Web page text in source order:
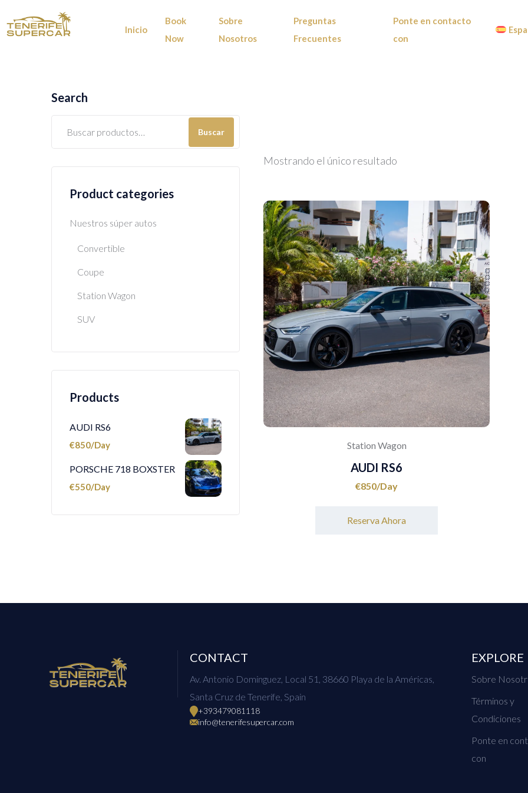
Inicio
Book
Now
Sobre
Nosotros
Preguntas
Frecuentes
Ponte en contacto
con
Mostrando el único resultado
Station Wagon
AUDI RS6
€850
Reserva Ahora
Search
Buscar
Product categories
Nuestros súper autos
Convertible
Coupe
Station Wagon
SUV
Products
AUDI RS6
€850
PORSCHE 718 BOXSTER
€550
CONTACT
Av. Antonio Dominguez, Local 51, 38660 Playa de la Américas,
Santa Cruz de Tenerife, Spain
+393479081118
info@tenerifesupercar.com
EXPLORE
Sobre
Términos y
Condiciones
Ponte en
con